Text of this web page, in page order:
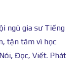
ngũ gia sư Tiếng
tận tâm vì học
Đọc, Viết. Phát